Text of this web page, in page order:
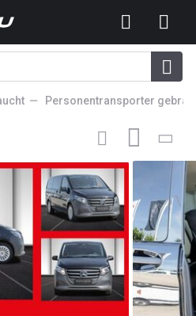
Personentransporter
BENZ Vito 116CDI